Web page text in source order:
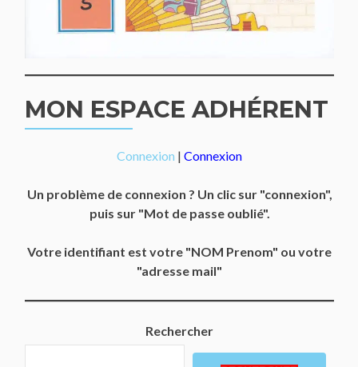
MON ESPACE ADHÉRENT
Connexion | Connexion
Un problème de connexion ? Un clic sur "connexion",
puis sur "Mot de passe oublié".
Votre identifiant est votre "NOM Prenom" ou votre
"adresse mail"
Rechercher